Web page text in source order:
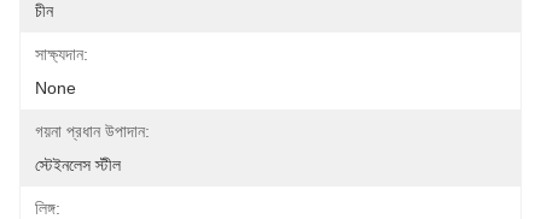
চীন
সাক্ষ্যদান:
None
গয়না প্রধান উপাদান:
স্টেইনলেস স্টীল
লিঙ্গ: